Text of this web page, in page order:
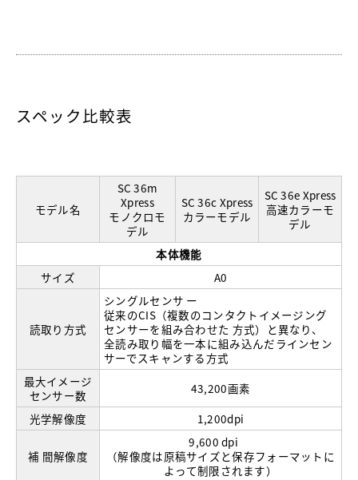
スペック比較表
モデル名
SC 36m
Xpress
モノクロモ
デル
SC 36c Xpress
カラーモデル
SC 36e Xpress
高速カラーモ
デル
本体機能
サイズ
A0
読取り方式
シングルセンサ ー
従来のCIS（複数のコンタクトイメージング
センサーを組み合わせた 方式）と異なり、
全読み取り幅を一本に組み込んだラインセン
サーでスキャンする方式
最大イメージ
センサー数
43,200画素
光学解像度
1,200dpi
補 間解像度
9,600 dpi
（解像度は原稿サイズと保存フォーマットに
よって制限されます）